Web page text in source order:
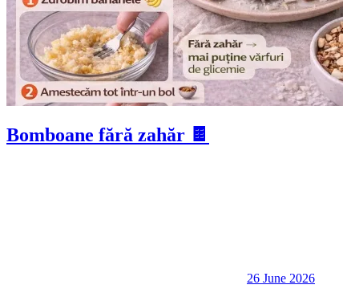
Bomboane fără zahăr 🍫
26 June 2026